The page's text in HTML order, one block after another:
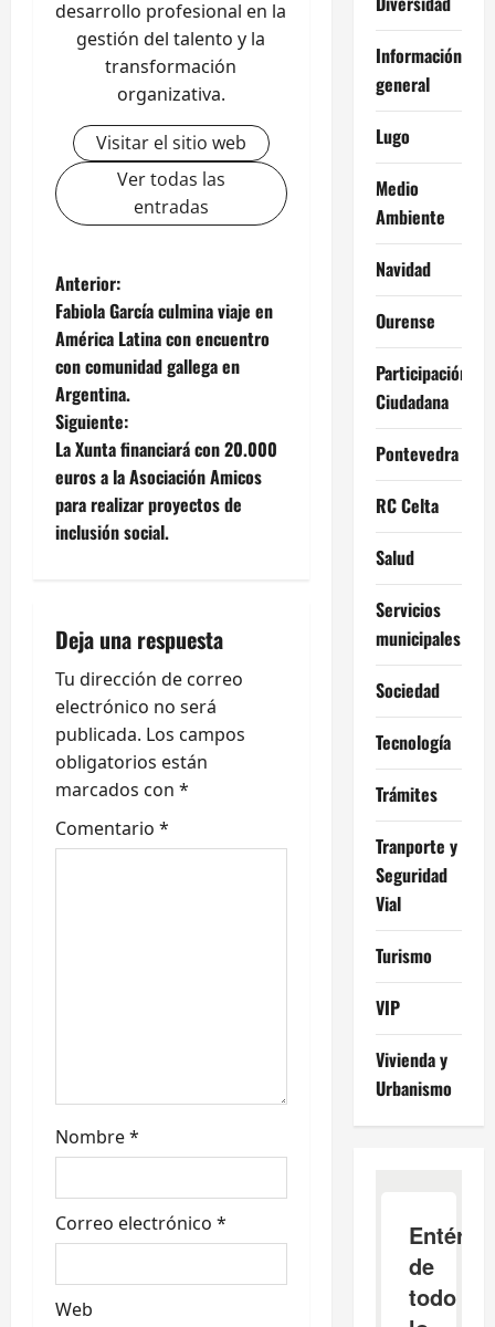
desarrollo profesional en la
gestión del talento y la
transformación
organizativa.
Visitar el sitio web
Ver todas las
entradas
N
a
v
e
g
a
ó
n
d
e
e
a
s
Anterior:
Fabiola García culmina viaje en
América Latina con encuentro
con comunidad gallega en
Argentina.
Siguiente:
La Xunta financiará con 20.000
euros a la Asociación Amicos
para realizar proyectos de
inclusión social.
Deja una respuesta
Tu dirección de correo
electrónico no será
publicada. Los campos
obligatorios están
marcados con *
Comentario *
Nombre*
Correo electrónico *
Web
Información
general
Lugo
Medio
Ambiente
Navidad
Ourense
Participación
Ciudadana
Pontevedra
RC Celta
Salud
Servicios
municipales
Sociedad
Tecnología
Trámites
Tranporte y
Seguridad
Vial
Turismo
VIP
Vivienda y
Urbanismo